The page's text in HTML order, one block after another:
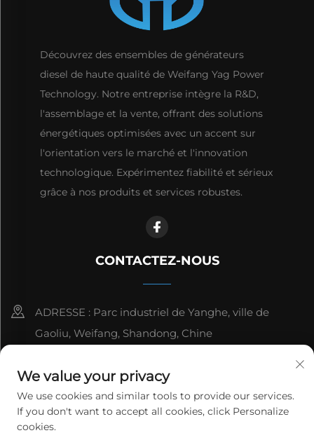
Découvrez des ensembles de générateurs
diesel de haute qualité de Weifang Yag Power
Technology. Notre entreprise intègre la R&D,
l'assemblage et la vente, offrant des solutions
énergétiques optimisées avec un accent sur
l'orientation vers le marché et l'innovation
technologique. Expérimentez fiabilité et sérieux
grâce à nos produits et services robustes.
CONTACTEZ-NOUS
ADRESSE : Parc industriel de Yanghe, ville de
Gaoliu, Weifang, Shandong, Chine
[email protected]
We value your privacy
We use cookies and similar tools to provide our services.
If you don't want to accept all cookies, click Personalize
cookies.